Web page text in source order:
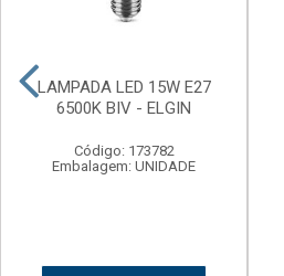
LAMPADA LED 15W E27
6500K BIV - ELGIN
Código: 173782
Embalagem: UNIDADE